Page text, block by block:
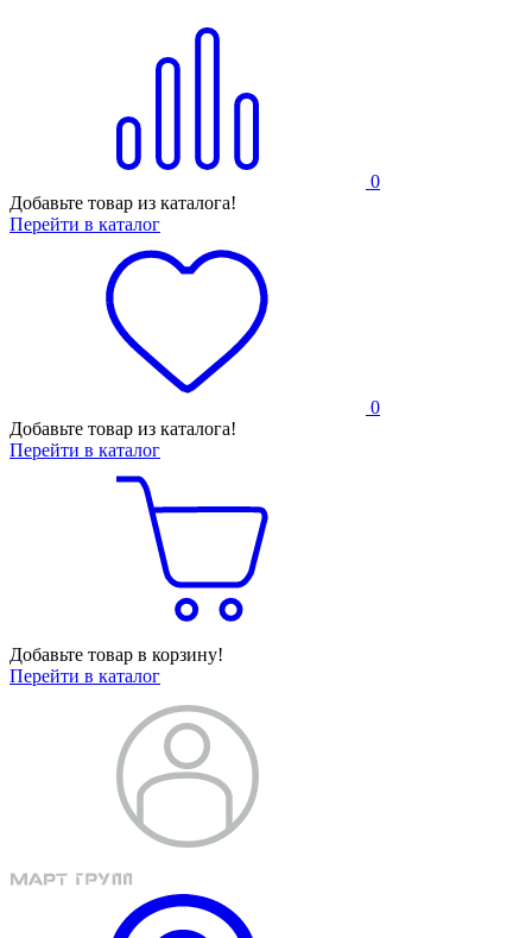
0
Добавьте товар из каталога!
Перейти в каталог
0
Добавьте товар из каталога!
Перейти в каталог
Добавьте товар в корзину!
Перейти в каталог